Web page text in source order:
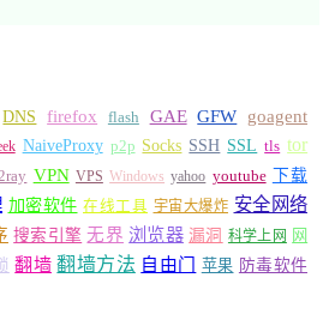
DNS firefox flash GAE GFW
goagent
NaiveProxy p2p Socks SSH SSL tls tor
VPN VPS Windows yahoo youtube 下载
加密软件 在线工具 宇宙大爆炸 安全网络
搜索引擎 无界 浏览器 漏洞 科学上网 网
翻墙 翻墙方法 自由门 苹果 防毒软件